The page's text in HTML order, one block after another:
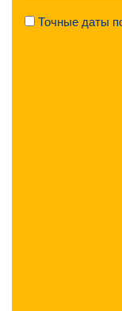
Точные даты